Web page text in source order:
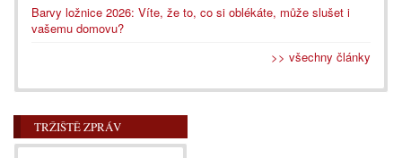
Barvy ložnice 2026: Víte, že to, co si oblékáte, může slušet i
vašemu domovu?
>> všechny články
TRŽIŠTĚ ZPRÁV